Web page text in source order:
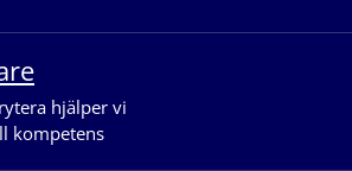
hjälper vi
kompetens